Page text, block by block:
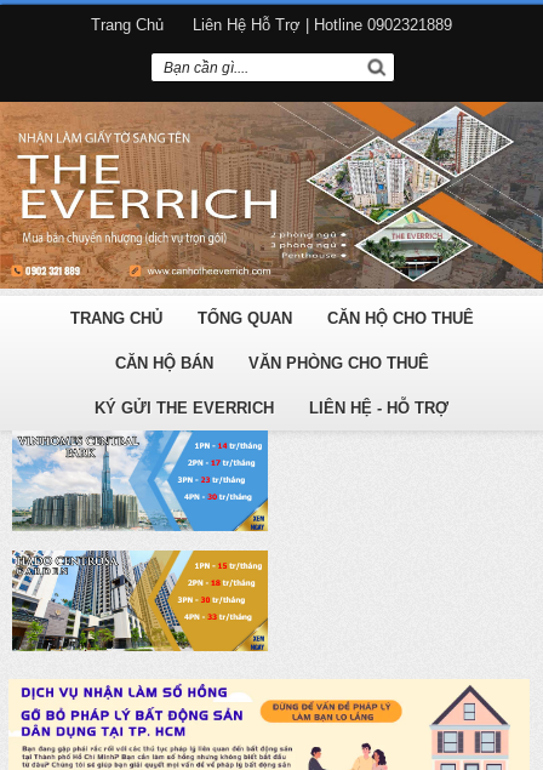
Trang Chủ Liên Hệ Hỗ Trợ | Hotline 0902321889
TRANG CHỦ TỔNG QUAN CĂN HỘ CHO THUÊ
CĂN HỘ BÁN VĂN PHÒNG CHO THUÊ
KÝ GỬI THE EVERRICH LIÊN HỆ - HỖ TRỢ